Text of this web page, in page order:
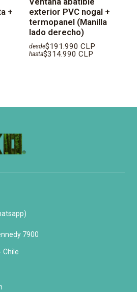
+
exterior PVC nogal +
termopanel (Manilla
lado derecho)
desde$191.990 CLP
hasta$314.990 CLP
7900
Chile